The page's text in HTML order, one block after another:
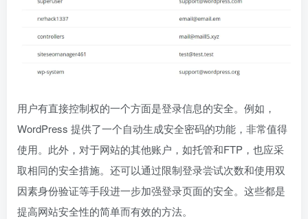
用户有直接控制权的一个方面是登录信息的安全。例如，
WordPress 提供了一个自动生成安全密码的功能，非常值得
使用。此外，对于网站的其他账户，如托管和FTP，也应采
取相同的安全措施。还可以通过限制登录尝试次数和使用双
因素身份验证等手段进一步加强登录页面的安全。这些都是
提高网站安全性的简单而有效的方法。